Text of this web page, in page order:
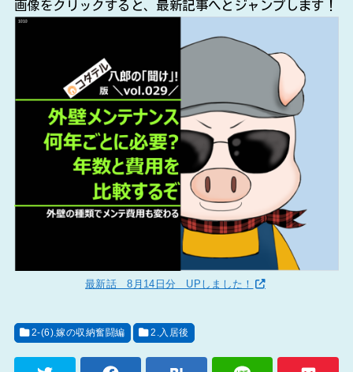
画像をクリックすると、最新記事へとジャンプします！
最新話 8月14日分 UPしました！
2-(6).嫁の収納奮闘編 2.入居後